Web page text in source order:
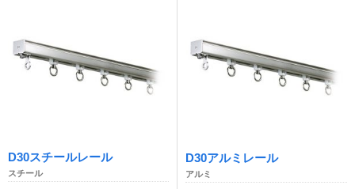
D30スチールレール
スチール
D30アルミレール
アルミ